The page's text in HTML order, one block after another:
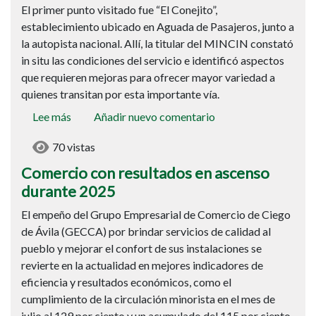
El primer punto visitado fue “El Conejito”,
establecimiento ubicado en Aguada de Pasajeros, junto a
la autopista nacional. Allí, la titular del MINCIN constató
in situ las condiciones del servicio e identificó aspectos
que requieren mejoras para ofrecer mayor variedad a
quienes transitan por esta importante vía.
Lee más sobre
con
resultados
en
ascenso
durante
2025
Añadir nuevo comentario
70 vistas
Comercio con resultados en ascenso
durante 2025
El empeño del Grupo Empresarial de Comercio de Ciego
de Ávila (GECCA) por brindar servicios de calidad al
pueblo y mejorar el confort de sus instalaciones se
revierte en la actualidad en mejores indicadores de
eficiencia y resultados económicos, como el
cumplimiento de la circulación minorista en el mes de